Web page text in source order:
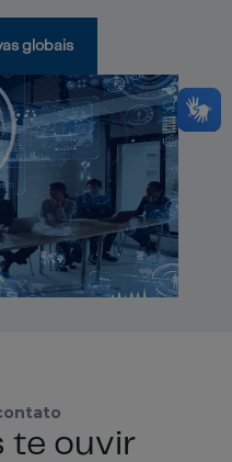
globais
te ouvir